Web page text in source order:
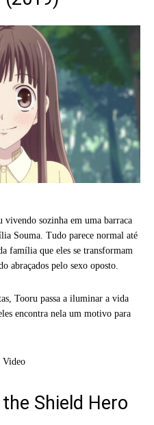
vivendo sozinha em uma barraca
Souma. Tudo parece normal até
família que eles se transformam
abraçados pelo sexo oposto.
Tooru passa a iluminar a vida
encontra nela um motivo para
Video
Shield Hero